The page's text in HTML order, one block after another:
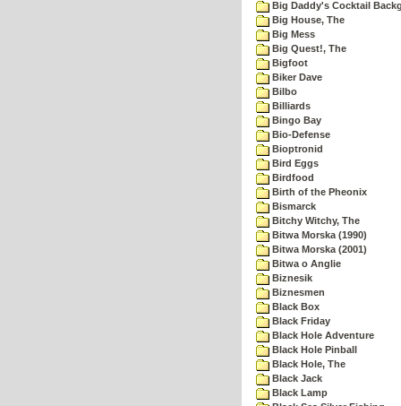
Big Daddy's Cocktail
Big House, The
Big Mess
Big Quest!, The
Bigfoot
Biker Dave
Bilbo
Billiards
Bingo Bay
Bio-Defense
Bioptronid
Bird Eggs
Birdfood
Birth of the Pheonix
Bismarck
Bitchy Witchy, The
Bitwa Morska (1990)
Bitwa Morska (2001)
Bitwa o Anglie
Biznesik
Biznesmen
Black Box
Black Friday
Black Hole Adventure
Black Hole Pinball
Black Hole, The
Black Jack
Black Lamp